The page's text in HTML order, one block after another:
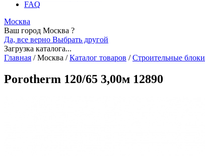
FAQ
Москва
Ваш город Москва ?
Да, все верно Выбрать другой
Загрузка каталога...
Главная /Москва / Каталог товаров / Строительные блоки
Porotherm 120/65 3,00м 12890